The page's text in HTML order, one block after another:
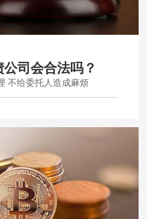
司会合法吗？
不给委托人造成麻烦